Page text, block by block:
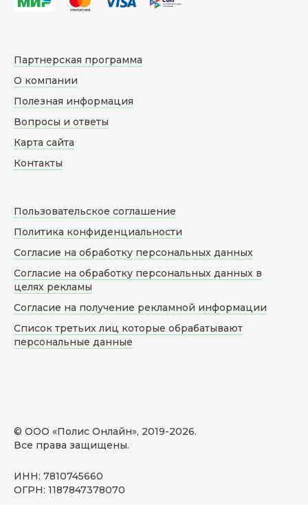
© ООО «Полис Онлайн», 2019-2026.
Все права защищены.
ИНН: 7810745660
ОГРН: 1187847378070
Партнерская программа
О компании
Полезная информация
Вопросы и ответы
Карта сайта
Контакты
Пользовательское соглашение
Политика конфиденциальности
Согласие на обработку персональных данных
Согласие на обработку персональных данных в
целях рекламы
Согласие на получение рекламной информации
Список третьих лиц которые обрабатывают
персональные данные